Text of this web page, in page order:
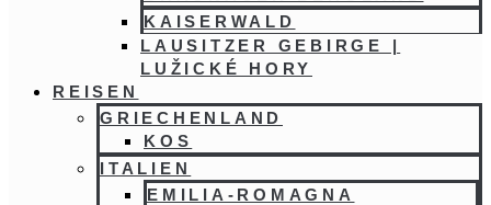
KAISERWALD
LAUSITZER GEBIRGE |
LUŽICKÉ HORY
REISEN
GRIECHENLAND
KOS
ITALIEN
EMILIA-ROMAGNA